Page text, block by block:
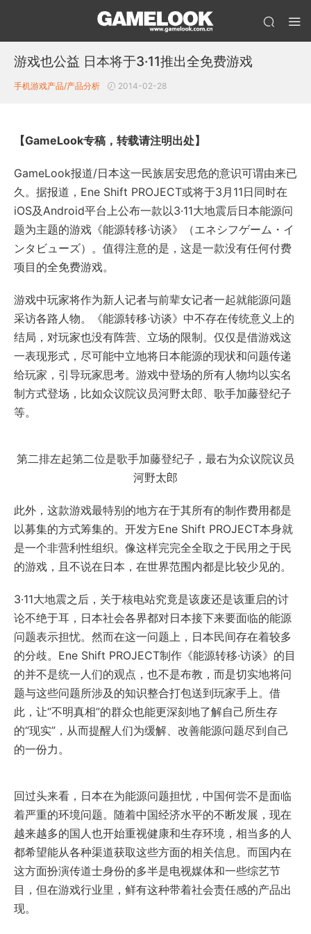
游戏也公益 日本将于3·11推出全免费游戏
手机游戏产品/产品分析 2014-02-28
【GameLook专稿，转载请注明出处】
GameLook报道/日本这一民族居安思危的意识可谓由来已
久。据报道，Ene Shift PROJECT或将于3月11日同时在
iOS及Android平台上公布一款以3·11大地震后日本能源问
题为主题的游戏《能源转移·访谈》（エネシフゲーム・イ
ンタビューズ）。值得注意的是，这是一款没有任何付费
项目的全免费游戏。
游戏中玩家将作为新人记者与前辈女记者一起就能源问题
采访各路人物。《能源转移·访谈》中不存在传统意义上的
结局，对玩家也没有阵营、立场的限制。仅仅是借游戏这
一表现形式，尽可能中立地将日本能源的现状和问题传递
给玩家，引导玩家思考。游戏中登场的所有人物均以实名
制方式登场，比如众议院议员河野太郎、歌手加藤登纪子
等。
第二排左起第二位是歌手加藤登纪子，最右为众议院议员
河野太郎
此外，这款游戏最特别的地方在于其所有的制作费用都是
以募集的方式筹集的。开发方Ene Shift PROJECT本身就
是一个非营利性组织。像这样完完全全取之于民用之于民
的游戏，且不说在日本，在世界范围内都是比较少见的。
3·11大地震之后，关于核电站究竟是该废还是该重启的讨
论不绝于耳，日本社会各界都对日本接下来要面临的能源
问题表示担忧。然而在这一问题上，日本民间存在着较多
的分歧。Ene Shift PROJECT制作《能源转移·访谈》的目
的并不是统一人们的观点，也不是布教，而是切实地将问
题与这些问题所涉及的知识整合打包送到玩家手上。借
此，让“不明真相”的群众也能更深刻地了解自己所生存
的“现实”，从而提醒人们为缓解、改善能源问题尽到自己
的一份力。
回过头来看，日本在为能源问题担忧，中国何尝不是面临
着严重的环境问题。随着中国经济水平的不断发展，现在
越来越多的国人也开始重视健康和生存环境，相当多的人
都希望能从各种渠道获取这些方面的相关信息。而国内在
这方面扮演传道士身份的多半是电视媒体和一些综艺节
目，但在游戏行业里，鲜有这种带着社会责任感的产品出
现。